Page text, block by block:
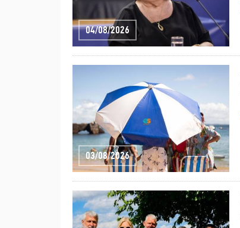
04/08/2026
03/08/2026